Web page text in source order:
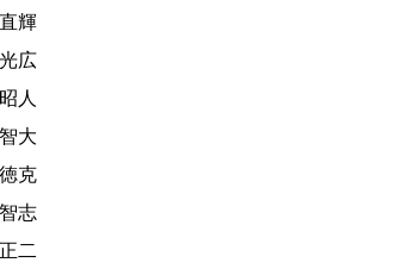
輝
広
人
大
克
志
二